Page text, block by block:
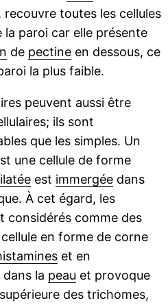
toutes les cellules
paroi car elle présente
de pectineen dessous, ce
la plus faible.
peuvent aussi être
ils sont
que les simples. Un
une cellule de forme
est immergéedans
À cet égard, les
considérés comme des
en forme de corne
et en
la peau et provoque
des trichomes,